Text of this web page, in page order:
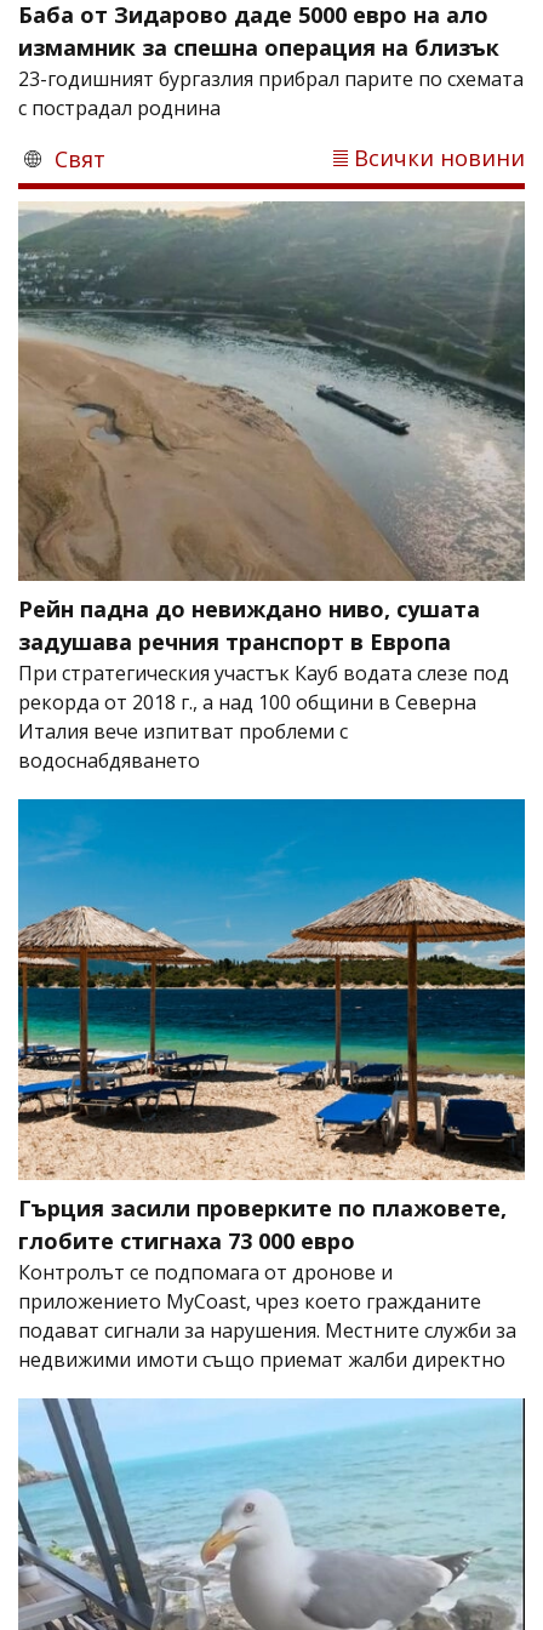
Баба от Зидарово даде 5000 евро на ало
измамник за спешна операция на близък
23-годишният бургазлия прибрал парите по схемата
с пострадал роднина
Свят Всички новини
Рейн падна до невиждано ниво, сушата
задушава речния транспорт в Европа
При стратегическия участък Кауб водата слезе под
рекорда от 2018 г., а над 100 общини в Северна
Италия вече изпитват проблеми с
водоснабдяването
Гърция засили проверките по плажовете,
глобите стигнаха 73 000 евро
Контролът се подпомага от дронове и
приложението MyCoast, чрез което гражданите
подават сигнали за нарушения. Местните служби за
недвижими имоти също приемат жалби директно